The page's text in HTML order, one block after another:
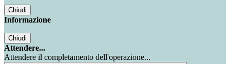
Chiudi
Informazione
Chiudi
Attendere...
Attendere il completamento dell'operazione...